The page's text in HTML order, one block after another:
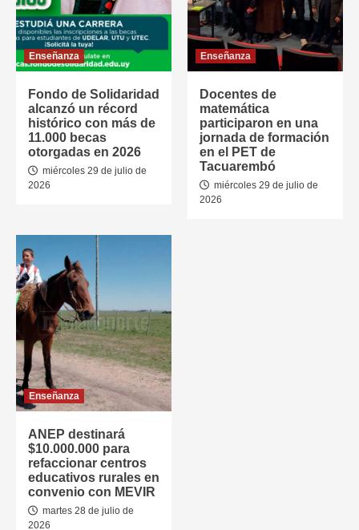
Enseñanza
Fondo de Solidaridad
alcanzó un récord
histórico con más de
11.000 becas
otorgadas en 2026
miércoles 29 de julio de
2026
Enseñanza
Docentes de
matemática
participaron en una
jornada de formación
en el PET de
Tacuarembó
miércoles 29 de julio de
2026
Enseñanza
ANEP destinará
$10.000.000 para
refaccionar centros
educativos rurales en
convenio con MEVIR
martes 28 de julio de
2026